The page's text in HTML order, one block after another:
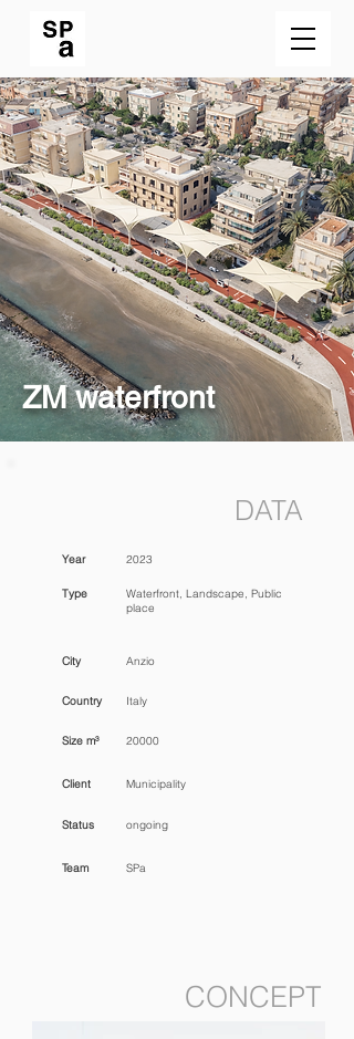
DATA
Year 2023
Type
Waterfront, Landscape, Public
place
City
Country
Size m³
Client
Status
Team
Anzio
Italy
20000
Municipality
ongoing
SPa
CONCEPT
ZM waterfront